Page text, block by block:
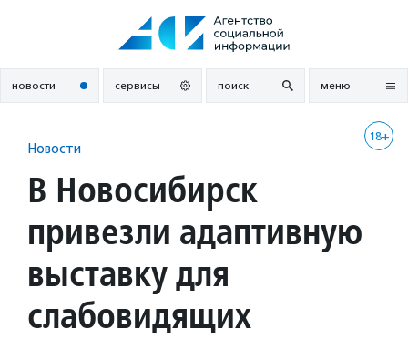
новости сервисы поиск меню
18+
Новости
В Новосибирск
привезли адаптивную
выставку для
слабовидящих